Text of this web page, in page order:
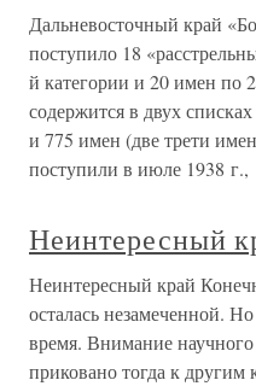
Дальневосточный край
поступило 18
й категории и 20 имен по
содержится в двух
и 775 имен (две трети
поступили в июле 1938 г.,
Неинтересный
Неинтересный край
осталась незамеченной.
время. Внимание
приковано тогда к